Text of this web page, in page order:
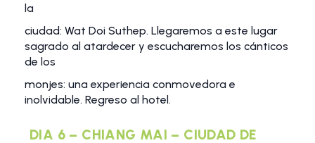
la
ciudad: Wat Doi Suthep. Llegaremos a este lugar
sagrado al atardecer y escucharemos los cánticos
de los
monjes: una experiencia conmovedora e
inolvidable. Regreso al hotel.
DIA 6 – CHIANG MAI – CIUDAD DE